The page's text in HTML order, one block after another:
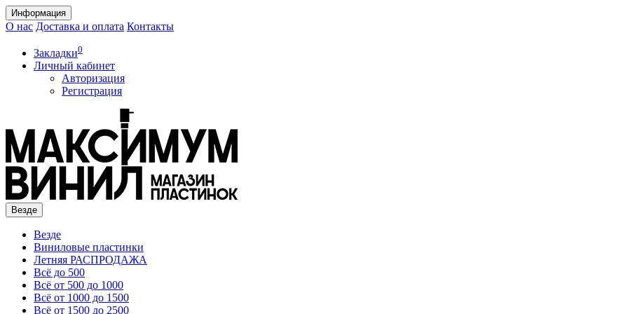
Информация
О нас Доставка и оплата Контакты
Закладки0
Личный кабинет
Авторизация
Регистрация
Везде
Везде
Виниловые пластинки
Летняя РАСПРОДАЖА
Всё до 500
Всё от 500 до 1000
Всё от 1000 до 1500
Всё от 1500 до 2500